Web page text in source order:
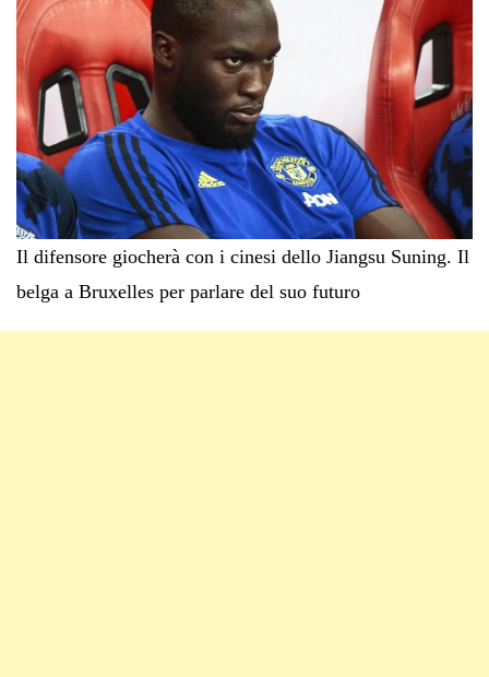
Il difensore giocherà con i cinesi dello Jiangsu Suning. Il
belga a Bruxelles per parlare del suo futuro